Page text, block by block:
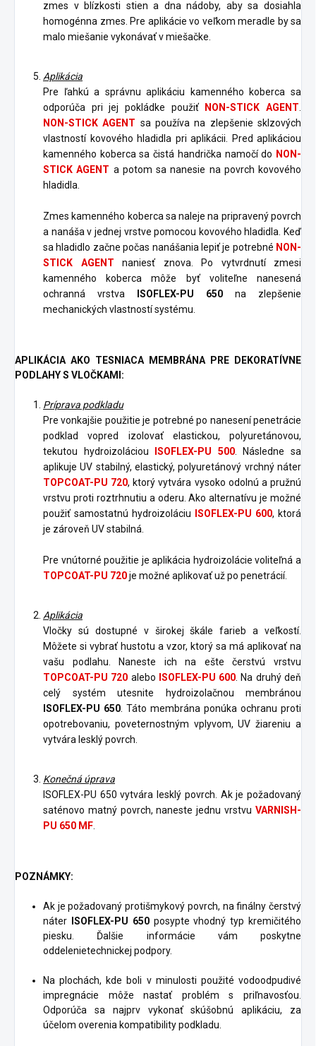
zmes v blízkosti stien a dna nádoby, aby sa dosiahla
homogénna zmes. Pre aplikácie vo veľkom meradle by sa
malo miešanie vykonávať v miešačke.
Aplikácia
Pre ľahkú a správnu aplikáciu kamenného koberca sa
odporúča pri jej pokládke použiť
NON-STICK AGENT
NON-STICK AGENT sa používa na zlepšenie sklzových
vlastností kovového hladidla pri aplikácii. Pred aplikáciou
kamenného koberca sa čistá handrička namočí do NON-
STICK AGENT a potom sa nanesie na povrch kovového
hladidla.
Zmes kamenného koberca sa naleje na pripravený povrch
a nanáša v jednej vrstve pomocou kovového hladidla. Keď
sa hladidlo začne počas nanášania lepiť je potrebné NON-
STICK AGENT naniesť znova. Po vytvrdnutí zmesi
kamenného koberca môže byť voliteľne nanesená
ochranná vrstva
ISOFLEX-PU 650 na zlepšenie
mechanických vlastností systému.
APLIKÁCIA AKO TESNIACA MEMBRÁNA PRE DEKORATÍVNE
PODLAHY S VLOČKAMI:
Príprava podkladu
Pre vonkajšie použitie je potrebné po nanesení penetrácie
podklad vopred izolovať elastickou, polyuretánovou,
tekutou hydroizoláciou
ISOFLEX-PU 500. Následne sa
aplikuje UV stabilný, elastický, polyuretánový vrchný náter
TOPCOAT-PU 720, ktorý vytvára vysoko odolnú a pružnú
vrstvu proti roztrhnutiu a oderu. Ako alternatívu je možné
použiť samostatnú hydroizoláciu
ISOFLEX-PU 600, ktorá
je zároveň UV stabilná.
Pre vnútorné použitie je aplikácia hydroizolácie voliteľná a
TOPCOAT-PU 720je možné aplikovať už po penetrácií.
Aplikácia
Vločky sú dostupné v širokej škále farieb a veľkostí.
Môžete si vybrať hustotu a vzor, ktorý sa má aplikovať na
vašu podlahu. Naneste ich na ešte čerstvú vrstvu
TOPCOAT-PU 720 alebo ISOFLEX-PU 600 . Na druhý deň
celý systém utesnite hydroizolačnou membránou
ISOFLEX-PU 650 . Táto membrána ponúka ochranu proti
opotrebovaniu, poveternostným vplyvom, UV žiareniu a
vytvára lesklý povrch.
Konečná úprava
ISOFLEX-PU 650 vytvára lesklý povrch. Ak je požadovaný
saténovo matný povrch, naneste jednu vrstvu VARNISH-
PU 650 MF
POZNÁMKY:
Ak je požadovaný protišmykový povrch, na finálny čerstvý
náter
ISOFLEX-PU 650 posypte vhodný typ kremičitého
piesku. Ďalšie informácie vám poskytne
oddelenietechnickej podpory.
Na plochách, kde boli v minulosti použité vodoodpudivé
impregnácie môže nastať problém s priľnavosťou.
Odporúča sa najprv vykonať skúšobnú aplikáciu, za
účelom overenia kompatibility podkladu.